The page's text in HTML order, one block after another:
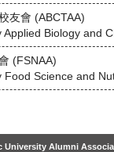
友會 (ABCTAA)
Biology and
(FSNAA)
Science and
University Alumni